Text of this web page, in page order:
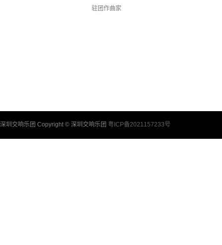
驻团作曲家
深圳交响乐团 Copyright © 深圳交响乐团 粤ICP备2021157233号